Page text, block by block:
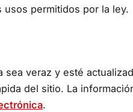
permitidos por la ley.
veraz y esté
del sitio. La
.